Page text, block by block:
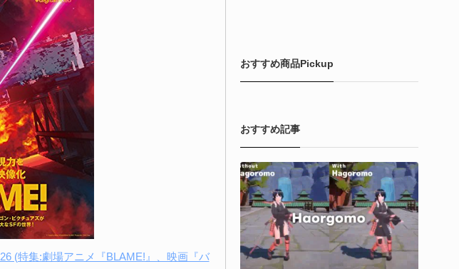
(特集:劇場アニメ『BLAME!』、映画『バ
おすすめ商品Pickup
おすすめ記事